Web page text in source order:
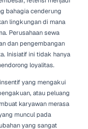
kerja mereka secara
mengiklankan
mendaftar telah
Membangun
hal yang sangat
kemajuan karir,
dengan